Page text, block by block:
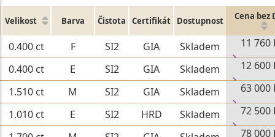
Velikost Barva Čistota Certifikát Dostupnost Cena bez
0.400 ct F SI2 GIA Skladem
11 760
0.400 ct
E SI2 GIA Skladem
12 600
1.510 ct
M SI2 GIA Skladem
63 000
1.010 ct
E SI2 HRD Skladem
72 500
78 000